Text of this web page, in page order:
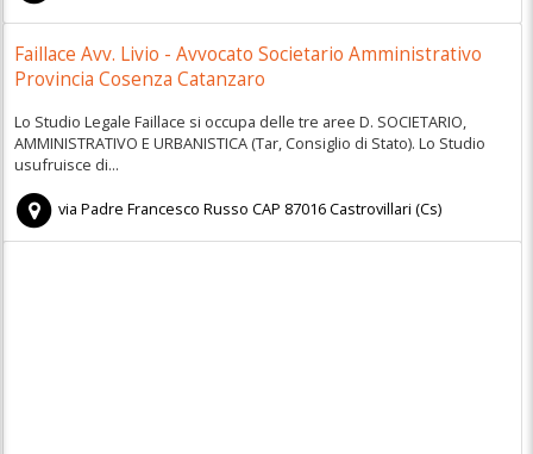
Faillace Avv. Livio - Avvocato Societario Amministrativo
Provincia Cosenza Catanzaro
Lo Studio Legale Faillace si occupa delle tre aree D. SOCIETARIO,
AMMINISTRATIVO E URBANISTICA (Tar, Consiglio di Stato). Lo Studio
usufruisce di...
via Padre Francesco Russo CAP 87016Castrovillari (Cs)